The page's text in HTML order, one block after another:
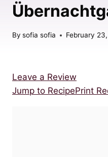
By sofia sofia February
Jump to RecipePrint
Leave a Review